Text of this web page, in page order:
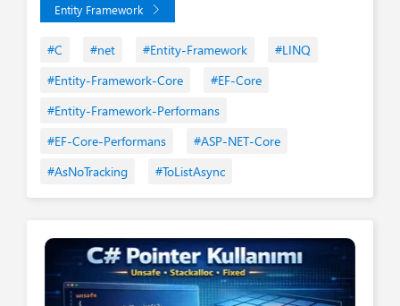
Entity Framework
#C #net #Entity-Framework
#LINQ
#Entity-Framework-Core
#EF-Core
#Entity-Framework-Performans
#EF-Core-Performans
#ASP-NET-Core
#AsNoTracking
#ToListAsync